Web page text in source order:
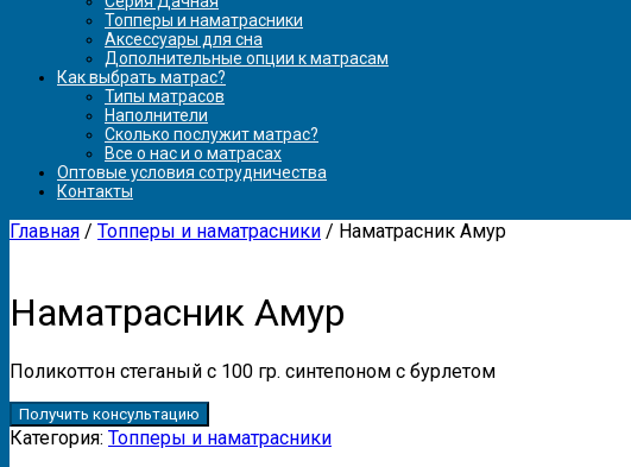
Топперы и наматрасники
Аксессуары для сна
Дополнительные опции к матрасам
Как выбрать матрас?
Типы матрасов
Наполнители
Сколько послужит матрас?
Все о нас и о матрасах
Оптовые условия сотрудничества
Контакты
Главная / Топперы и наматрасники / Наматрасник Амур
Наматрасник Амур
Поликоттон стеганый с 100 гр. синтепоном с бурлетом
Получить консультацию
Категория: Топперы и наматрасники